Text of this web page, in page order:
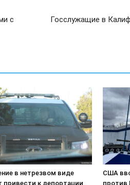
с
Госслужащие в
в нетрезвом виде
привести к депортации
США
против